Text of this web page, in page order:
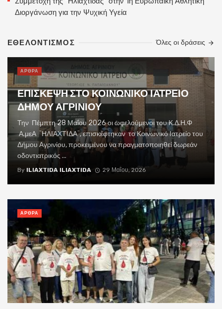
Διοργάνωση για την Ψυχική Υγεία
ΕΘΕΛΟΝΤΙΣΜΌΣ Όλες οι δράσεις
ΕΠΙΣΚΕΨΗ ΣΤΟ ΚΟΙΝΩΝΙΚΟ ΙΑΤΡΕΙΟ
ΔΗΜΟΥ ΑΓΡΙΝΙΟΥ
Την Πέμπτη 28 Μαΐου 2026 οι ωφελούμενοι του Κ.Δ.Η.Φ
Α.μεΑ ¨ΗΛΙΑΧΤΙΔΑ¨, επισκέφτηκαν το Κοινωνικό Ιατρείο του
Δήμου Αγρινίου, προκειμένου να πραγματοποιηθεί δωρεάν
οδοντιατρικός ...
By ILIAXTIDA ILIAXTIDA 29 Μαΐου, 2026
ΑΡΘΡΑ
ΑΡΘΡΑ